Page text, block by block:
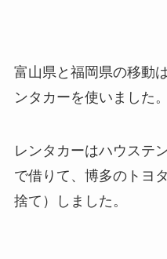
富山県と福岡県の移動
ンタカーを使いました。
レンタカーはハウステ
で借りて、博多のトヨ
捨て）しました。